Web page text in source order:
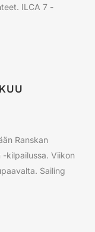
ILCA 7 -
Ranskan
-kilpailussa. Viikon
Sailing